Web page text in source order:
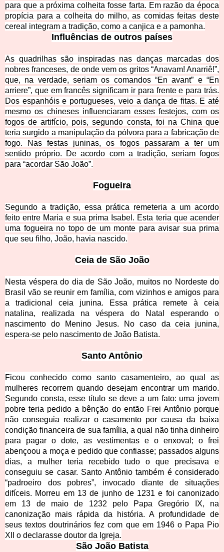
para que a próxima colheita fosse farta. Em razão da época
propícia para a colheita do milho, as comidas feitas deste
cereal integram a tradição, como a canjica e a pamonha.
Influências de outros países
As quadrilhas são inspiradas nas danças marcadas dos
nobres franceses, de onde vem os gritos “Anavam! Anarriê!”,
que, na verdade, seriam os comandos “En avant” e “En
arriere”, que em francês significam ir para frente e para trás.
Dos espanhóis e portugueses, veio a dança de fitas. E até
mesmo os chineses influenciaramesses festejos, com os
fogos de artifício, pois, segundo consta, foi na China que
teria surgido a manipulação da pólvora para a fabricação de
fogo. Nas festas juninas, os fogos passaram a ter um
sentido próprio. De acordo com a tradição, seriam fogos
para “acordar São João”.
Fogueira
Segundo a tradição, essa prática remeteria a um acordo
feito entre Maria e sua prima Isabel. Esta teria que acender
uma fogueira no topo de um monte para avisar sua prima
que seu filho, João, havia nascido.
Ceia de São João
Nesta véspera do dia de São João, muitos no Nordeste do
Brasil vão se reunir em família, com vizinhos e amigos para
a tradicional ceia junina. Essa prática remete à ceia
natalina, realizada na véspera do Natal esperando o
nascimento do Menino Jesus. No caso da ceia junina,
espera-se pelo nascimento de João Batista.
Santo Antônio
Ficou conhecido como santo casamenteiro, ao qual as
mulheres recorrem quando desejam encontrar um marido.
Segundo consta, esse título se deve a um fato: uma jovem
pobre teria pedido a bênção do então Frei Antônio porque
não conseguia realizar o casamento por causa da baixa
condição financeira de sua família, a qual não tinha dinheiro
para pagar o dote, as vestimentas e o enxoval; o frei
abençoou a moça e pedido que confiasse; passados alguns
dias, a mulher teria recebido tudo o que precisava e
conseguiu se casar. Santo Antônio também é considerado
“padroeiro dos pobres”, invocado diante de situações
difíceis. Morreu em 13 de junho de 1231 e foi canonizado
em 13 de maio de 1232 pelo Papa Gregório IX, na
canonização mais rápida da história. A profundidade de
seus textos doutrinários fez com que em 1946 o Papa Pio
XII o declarasse doutor da Igreja.
São João Batista